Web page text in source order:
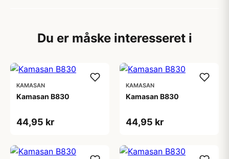
Du er måske interesseret i
KAMASAN
Kamasan B830
44,95 kr
KAMASAN
Kamasan B830
44,95 kr